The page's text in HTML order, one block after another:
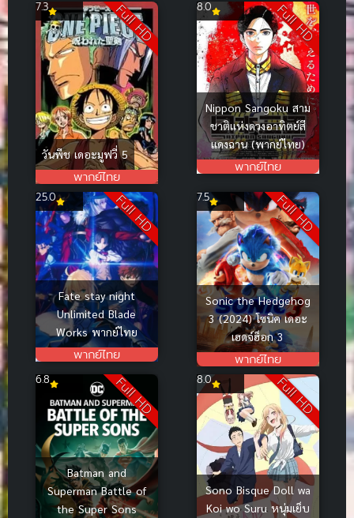
Full HD
วันพีช เดอะมูฟวี่ 5
พากย์ไทย
7.3 Full HD
Nippon Sangoku สาม
ชาติแห่งดวงอาทิตย์สี
แดงฉาน (พากย์ไทย)
พากย์ไทย
8.0
Full HD
Fate stay night
Unlimited Blade
Works พากย์ไทย
พากย์ไทย
25.0 Full HD
Sonic the Hedgehog
3 (2024) โซนิค เดอะ
เฮดจ์ฮ็อก 3
พากย์ไทย
7.5
Full HD
Batman and
Superman Battle of
the Super Sons
6.8 Full HD
Sono Bisque Doll wa
Koi wo Suru หนุ่มเย็บ
8.0